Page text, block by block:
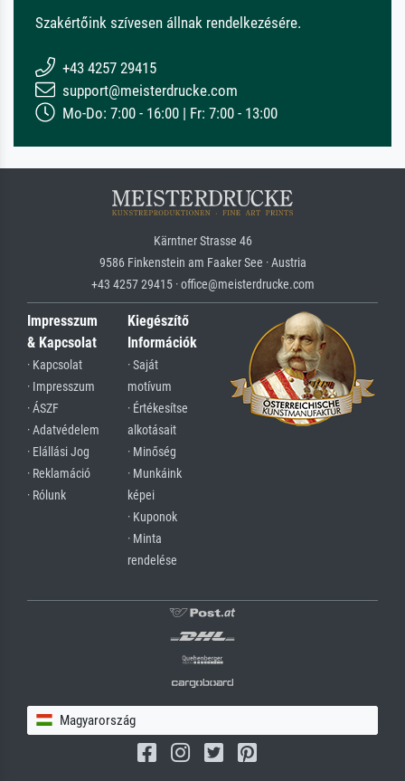
Szakértőink szívesen állnak rendelkezésére.
+43 4257 29415
support@meisterdrucke.com
Mo-Do: 7:00 - 16:00 | Fr: 7:00 - 13:00
Kärntner Strasse 46
9586 Finkenstein am Faaker See · Austria
+43 4257 29415 · office@meisterdrucke.com
Impresszum
& Kapcsolat
· Kapcsolat
· Impresszum
· ÁSZF
· Adatvédelem
· Elállási Jog
· Reklamáció
· Rólunk
Kiegészítő
Információk
· Saját
motívum
· Értékesítse
alkotásait
· Minőség
· Munkáink
képei
· Kuponok
· Minta
rendelése
Magyarország